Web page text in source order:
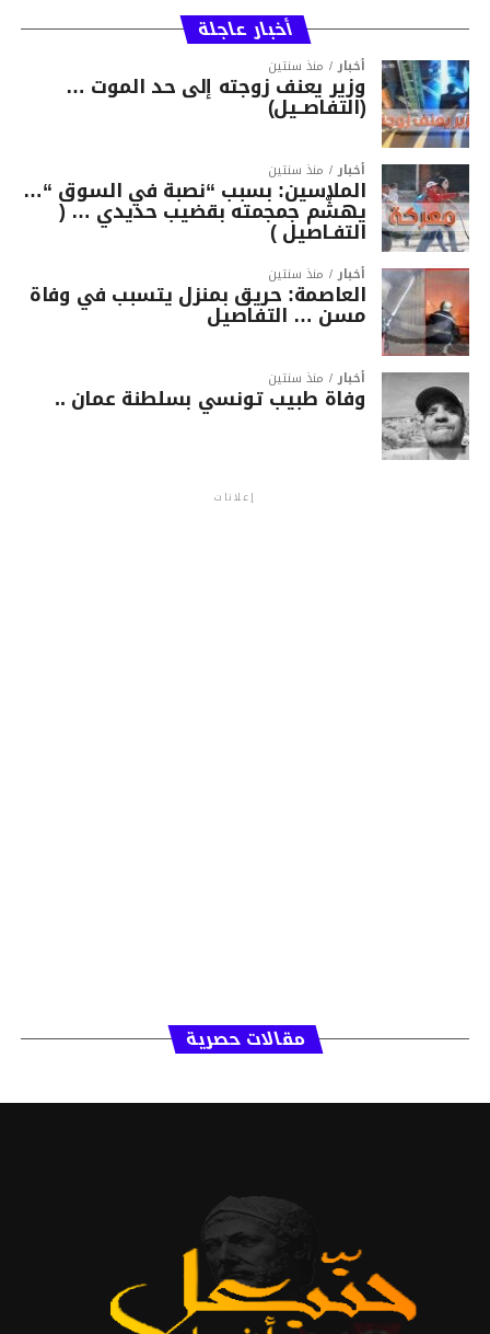
أخبار عاجلة
أخبار منذ سنتين
وزير يعنف زوجته إلى حد الموت …
(التفاصــيل)
أخبار منذ سنتين
الملاسين: بسبب “نصبة في السوق “…
يهشّم جمجمته بقضيب حديدي … (
التفـاصيل )
أخبار منذ سنتين
العاصمة: حريق بمنزل يتسبب في وفاة
مسن … التفاصيل
أخبار منذ سنتين
وفاة طبيب تونسي بسلطنة عمان ..
إعلانات
مقالات حصرية